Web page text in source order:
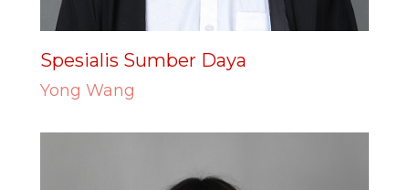
Spesialis Sumber Daya
Yong Wang